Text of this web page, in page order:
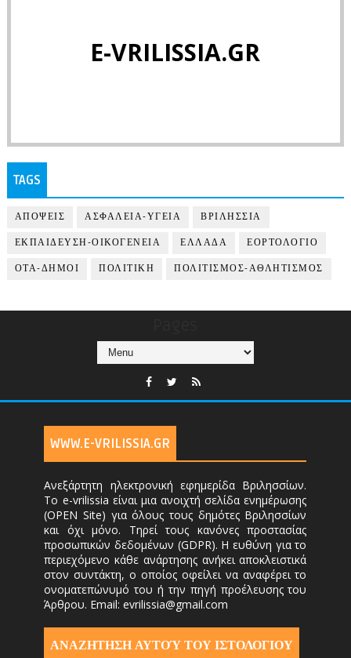
E-VRILISSIA.GR
TAGS
ΑΠΟΨΕΙΣ ΑΣΦΑΛΕΙΑ-ΥΓΕΙΑ ΒΡΙΛΗΣΣΙΑ
ΕΚΠΑΙΔΕΥΣΗ-ΟΙΚΟΓΕΝΕΙΑ ΕΛΛΑΔΑ ΕΟΡΤΟΛΟΓΙΟ
ΟΤΑ-ΔΗΜΟΙ ΠΟΛΙΤΙΚΗ ΠΟΛΙΤΙΣΜΟΣ-ΑΘΛΗΤΙΣΜΟΣ
WWW.E-VRILISSIA.GR
Ανεξάρτητη ηλεκτρονική εφημερίδα Βριλησσίων.
Το e-vrilissia είναι μια ανοιχτή σελίδα ενημέρωσης
(OPEN Site) για όλους τους δημότες Βριλησσίων
και όχι μόνο. Τηρεί τους κανόνες προστασίας
προσωπικών δεδομένων (GDPR). Η ευθύνη για το
περιεχόμενο κάθε ανάρτησης ανήκει αποκλειστικά
στον συντάκτη, ο οποίος οφείλει να αναφέρει το
ονοματεπώνυμό του ή την πηγή προέλευσης του
Άρθρου. Email: evrilissia@gmail.com
ΑΝΑΖΗΤΗΣΗ ΑΥΤΟΎ ΤΟΥ ΙΣΤΟΛΟΓΙΟΥ